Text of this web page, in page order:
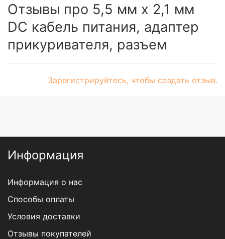
Отзывы про 5,5 мм x 2,1 мм
DC кабель питания, адаптер
прикуривателя, разъем
Зарегистрируйтесь, чтобы создать отзыв.
Информация
Информация о нас
Способы оплаты
Условия доставки
Отзывы покупателей